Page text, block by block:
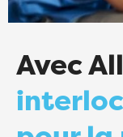
Avec